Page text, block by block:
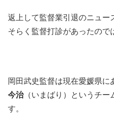
返上して監督業引退のニュー
そらく監督打診があったので
岡田武史監督は現在愛媛県に
今治（いまばり）というチー
す。